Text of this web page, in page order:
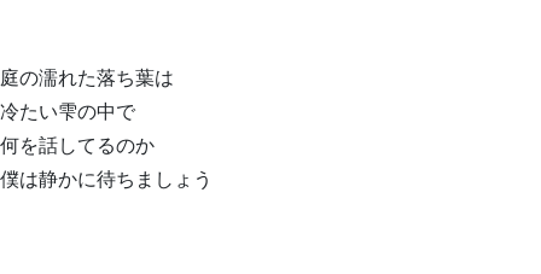
庭の濡れた落ち葉は
冷たい雫の中で
何を話してるのか
僕は静かに待ちましょう